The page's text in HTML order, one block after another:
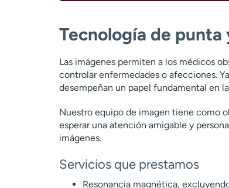
Tecnología de
Las imágenes permiten a los médicos
controlar enfermedades o afecciones.
desempeñan un papel fundamental en
Nuestro equipo de imagen tiene como
esperar una atención amigable y
imágenes.
Servicios que prestamos
Resonancia magnética,